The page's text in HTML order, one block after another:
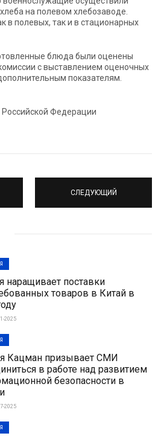
на полевом хлебозаводе.
в полевых, так и в стационарных
блюда были оценены
с выставлением оценочных
показателям.
Федерации
СЛЕДУЮЩИЙ
наращивает поставки
товаров в Китай в
2025
Кацман призывает СМИ
в работе над развитием
безопасности в
2025